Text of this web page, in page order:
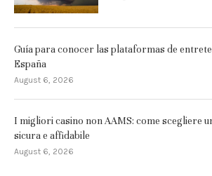
Guía para conocer las plataformas de
España
August 6, 2026
I migliori casino non AAMS: come scegliere
sicura e affidabile
August 6, 2026